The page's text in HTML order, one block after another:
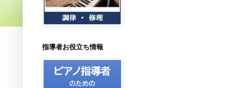
指導者お役立ち情報